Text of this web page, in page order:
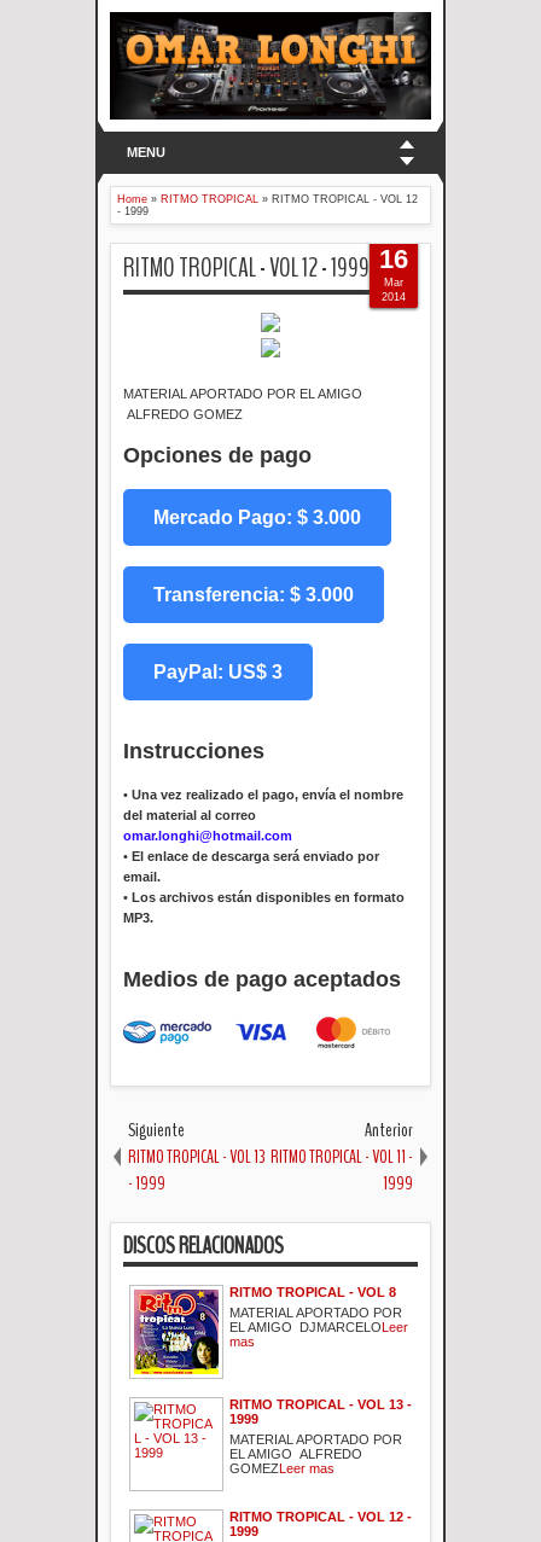
MENU
Home » RITMO TROPICAL » RITMO TROPICAL - VOL 12
- 1999
RITMO TROPICAL - VOL 12 - 1999
MATERIAL APORTADO POR EL AMIGO
ALFREDO GOMEZ
Opciones de pago
Mercado Pago: $ 3.000
Transferencia: $ 3.000
PayPal: US$ 3
Instrucciones
• Una vez realizado el pago, envía el nombre
del material al correo
omar.longhi@hotmail.com
• El enlace de descarga será enviado por
email.
• Los archivos están disponibles en formato
MP3.
Medios de pago aceptados
16
Mar
2014
Siguiente
RITMO TROPICAL - VOL 13
- 1999
Anterior
RITMO TROPICAL - VOL 11 -
1999
DISCOS RELACIONADOS
RITMO TROPICAL - VOL 8
MATERIAL APORTADO POR
EL AMIGO DJMARCELOLeer
mas
RITMO TROPICAL - VOL 13 -
1999
MATERIAL APORTADO POR
EL AMIGO ALFREDO
GOMEZLeer mas
RITMO TROPICAL - VOL 12 -
1999